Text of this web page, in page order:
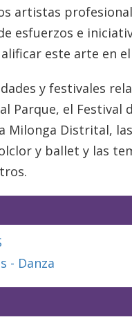
artistas
esfuerzos e
este arte en
y festivales
Parque, el
Milonga Distrital,
y ballet y las
- Danza